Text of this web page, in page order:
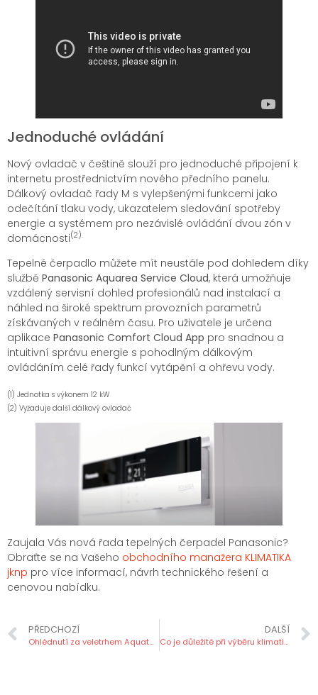
Jednoduché ovládání
Nový ovladač v češtině slouží pro jednoduché připojení k
internetu prostřednictvím nového předního panelu.
Dálkový ovladač řady M s vylepšenými funkcemi jako
odečítání tlaku vody, ukazatelem sledování spotřeby
energie a systémem pro nezávislé ovládání dvou zón v
domácnosti(2).
Tepelné čerpadlo můžete mít neustále pod dohledem díky
službě Panasonic Aquarea Service Cloud, která umožňuje
vzdálený servisní dohled profesionálů nad instalací a
náhled na široké spektrum provozních parametrů
získávaných v reálném času. Pro uživatele je určena
aplikace Panasonic Comfort Cloud App pro snadnou a
intuitivní správu energie s pohodlným dálkovým
ovládáním celé řady funkcí vytápění a ohřevu vody.
(1) Jednotka s výkonem 12 kW
(2) Vyžaduje další dálkový ovladač
Zaujala Vás nová řada tepelných čerpadel Panasonic?
Obraťte se na Vašeho obchodního manažera KLIMATIKA
jknp pro více informací, návrh technického řešení a
cenovou nabídku.
PŘEDCHOZÍ
Ohlédnutí za veletrhem Aquatherm 2024
DALŠÍ
Co je důležité při výběru klimatizace do bytu či domu?